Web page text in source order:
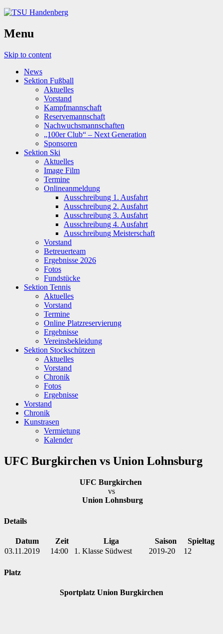
Menu
Skip to content
News
Sektion Fußball
Aktuelles
Vorstand
Kampfmannschaft
Reservemannschaft
Nachwuchsmannschaften
„100er Club“ – Next Generation
Sponsoren
Sektion Ski
Aktuelles
Image Film
Termine
Onlineanmeldung
Ausschreibung 1. Ausfahrt
Ausschreibung 2. Ausfahrt
Ausschreibung 3. Ausfahrt
Ausschreibung 4. Ausfahrt
Ausschreibung Meisterschaft
Vorstand
Betreuerteam
Ergebnisse 2026
Fotos
Fundstücke
Sektion Tennis
Aktuelles
Vorstand
Termine
Online Platzreservierung
Ergebnisse
Vereinsbekleidung
Sektion Stockschützen
Aktuelles
Vorstand
Chronik
Fotos
Ergebnisse
Vorstand
Chronik
Kunstrasen
Vermietung
Kalender
UFC Burgkirchen vs Union Lohnsburg
UFC Burgkirchen
vs
Union Lohnsburg
Details
Datum Zeit Liga Saison
Spieltag
03.11.2019
14:00 1. Klasse Südwest 2019-20 12
Platz
Sportplatz Union Burgkirchen